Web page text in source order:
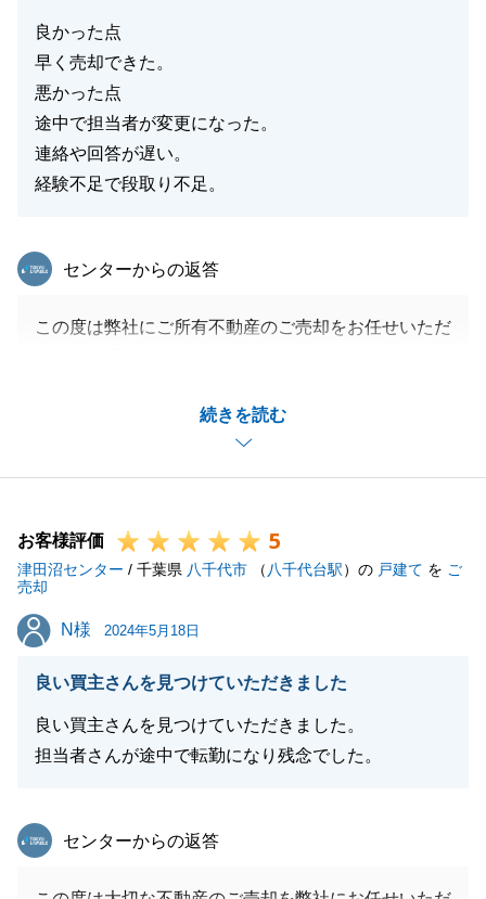
良かった点
早く売却できた。
悪かった点
途中で担当者が変更になった。
連絡や回答が遅い。
経験不足で段取り不足。
続きを読む
東急リバブル
センターからの返答
この度は弊社にご所有不動産のご売却をお任せいただ
迷惑をおかけしてしまったこと心よりお詫び申し上げ
ご指摘いただいた点を改善し、今後の接客に努めて参
お忙しいところ貴重なご意見をいただき改めてありが
とうございました。
今後ともよろしくお願いします。
閉じる
お客様評価 5
津田沼センター / 千葉県 八千代市 （ 八千代台駅）の 戸建て を ご
売却
N様
N様 2024年5月18日
良い買主さんを見つけていただきました
良い買主さんを見つけていただきました。
担当者さんが途中で転勤になり残念でした。
東急リバブル
センターからの返答